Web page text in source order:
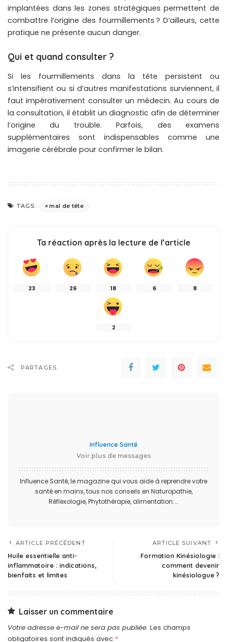
implantées dans les zones stratégiques permettent de
combattre l’origine des fourmillements ? D’ailleurs, cette
pratique ne présente aucun danger.
Qui et quand consulter ?
Si les fourmillements dans la tête persistent ou
s’intensifient ou si d’autres manifestations surviennent, il
faut impérativement consulter un médecin. Au cours de
la consultation, il établit un diagnostic afin de déterminer
l’origine du trouble. Parfois, des examens
supplémentaires sont indispensables comme une
imagerie cérébrale pour confirmer le bilan.
TAGS: mal de tête
Ta réaction après la lecture de l’article
23 26 18 6 8
2
PARTAGES
Influence Santé
Voir plus de messages
Influence Santé, le magazine qui vous aide à reprendre votre
santé en mains, tous nos conseils en Naturopathie,
Réflexologie, Phytothérapie, alimentation....
ARTICLE PRÉCÉDENT
Huile essentielle anti-
inflammatoire : indications,
bienfaits et limites
ARTICLE SUIVANT
Formation Kinésiologie :
comment devenir
kinésiologue ?
Laisser un commentaire
Votre adresse e-mail ne sera pas publiée. Les champs
obligatoires sont indiqués avec *